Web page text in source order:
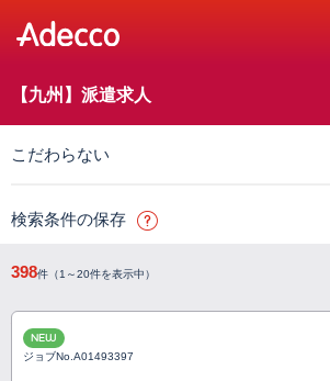
【九州】派遣求人
こだわらない
検索条件の保存
398件（1～20件を表示中）
NEW
ジョブNo.A01493397